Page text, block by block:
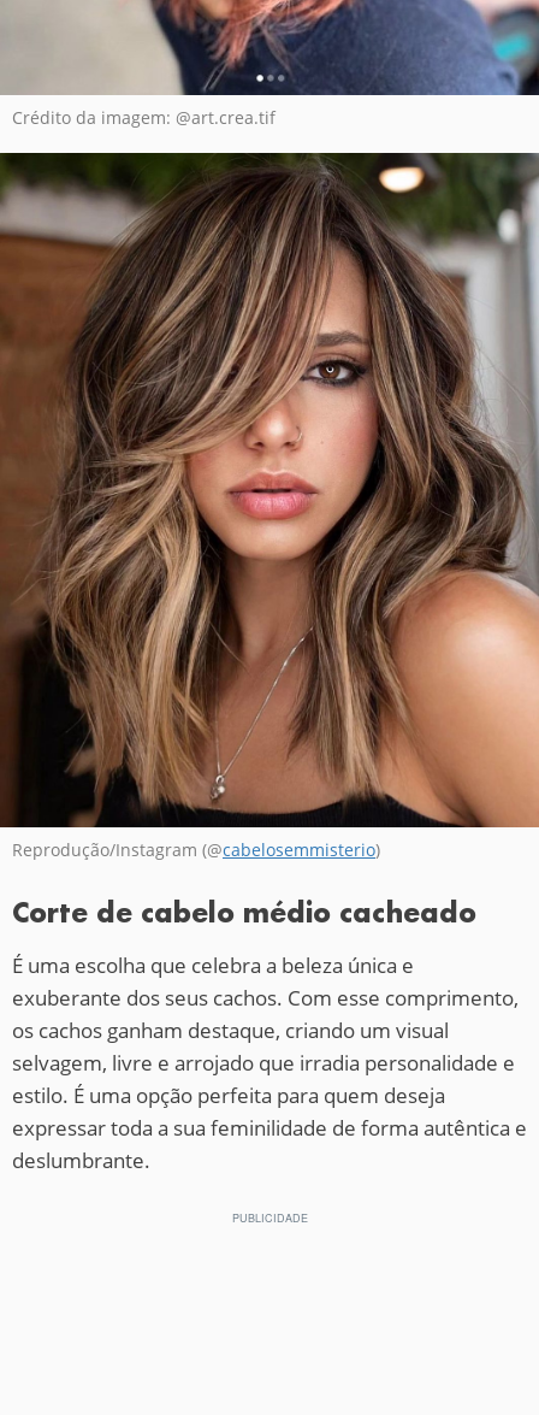
Crédito da imagem: @art.crea.tif
Reprodução/Instagram (@cabelosemmisterio)
Corte de cabelo médio cacheado
É uma escolha que celebra a beleza única e
exuberante dos seus cachos. Com esse comprimento,
os cachos ganham destaque, criando um visual
selvagem, livre e arrojado que irradia personalidade e
estilo. É uma opção perfeita para quem deseja
expressar toda a sua feminilidade de forma autêntica e
deslumbrante.